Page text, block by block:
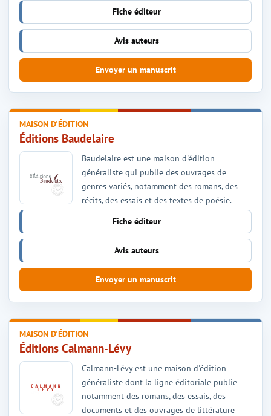
MAISON D'ÉDITION
Éditions Baudelaire
Baudelaire est une maison d'édition
généraliste qui publie des ouvrages de
genres variés, notamment des romans, des
récits, des essais et des textes de poésie.
Fiche éditeur
Avis auteurs
Envoyer un manuscrit
MAISON D'ÉDITION
Éditions Calmann-Lévy
Calmann-Lévy est une maison d'édition
généraliste dont la ligne éditoriale publie
notamment des romans, des essais, des
documents et des ouvrages de littérature
Fiche éditeur
Avis auteurs
Envoyer un manuscrit